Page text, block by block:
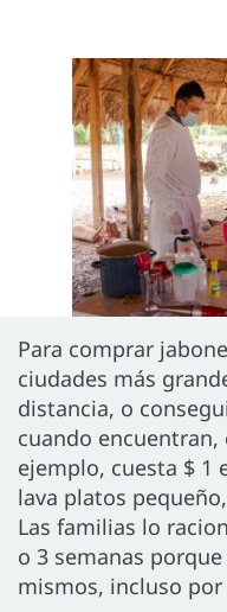
Para comprar
ciudades más
distancia, o
cuando
ejemplo, cuesta $ 1
lava platos
Las familias lo
o 3 semanas
mismos, incluso